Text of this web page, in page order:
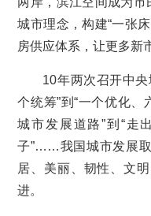
城市理念，构建“一张
房供应体系，让更多新
10年两次召开中
个统筹”到“一个优化、
城市发展道路”到“走
子”……我国城市发展
居、美丽、韧性、文
进。